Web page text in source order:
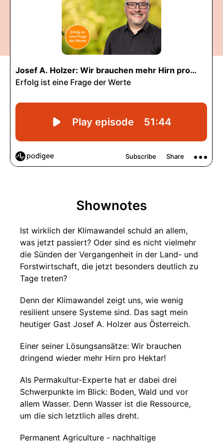
Shownotes
Ist wirklich der Klimawandel schuld an allem,
was jetzt passiert? Oder sind es nicht vielmehr
die Sünden der Vergangenheit in der Land- und
Forstwirtschaft, die jetzt besonders deutlich zu
Tage treten?
Denn der Klimawandel zeigt uns, wie wenig
resilient unsere Systeme sind. Das sagt mein
heutiger Gast Josef A. Holzer aus Österreich.
Einer seiner Lösungsansätze: Wir brauchen
dringend wieder mehr Hirn pro Hektar!
Als Permakultur-Experte hat er dabei drei
Schwerpunkte im Blick: Boden, Wald und vor
allem Wasser. Denn Wasser ist die Ressource,
um die sich letztlich alles dreht.
Permanent Agriculture - nachhaltige